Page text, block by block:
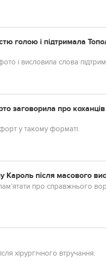
голою і підтримала
і висловила слова
заговорила про
у такому форматі.
Кароль після масового
про справжнього
хірургічного втручання.